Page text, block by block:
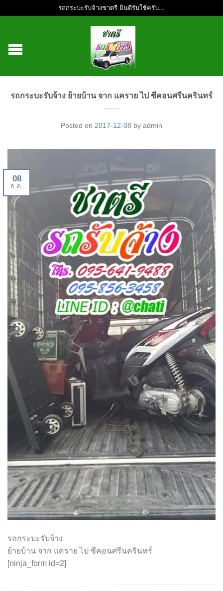
รถกระบะรับจ้างชาตรี ยินดีรับใช้ครับ...
รถกระบะรับจ้าง ย้ายบ้าน จาก แคราย ไป ซีคอนศรีนครินทร์
Posted on 2017-12-08 by admin
08
ธ.ค.
รถกระบะรับจ้าง
ย้ายบ้าน จาก แคราย ไป ซีคอนศรีนครินทร์
[ninja_form id=2]